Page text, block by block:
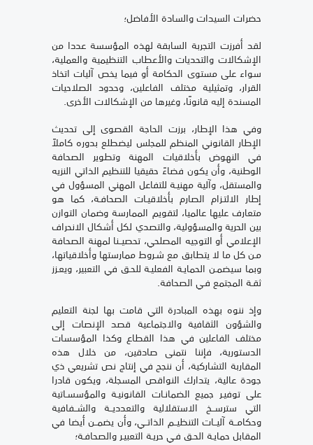
حضرات السيدات والسادة الأفاضل؛
لقد أفرزت التجربة السابقة لهذه المؤسسة عددا من
الإشكالات والتحديات والأعطاب التنظيمية والعملية،
سواء على مستوى الحكامة أو فيما يخص آليات اتخاذ
القرار، وتمثيلية مختلف الفاعلين، وحدود الصلاحيات
المسندة إليه قانونًا، وغيرها من الإشكالات الأخرى.
وفي هذا الإطار، برزت الحاجة القصوى إلى تحديث
الإطار القانوني المنظم للمجلس ليضطلع بدوره كاملاً
في النهوض بأخلاقيات المهنة وتطوير الصحافة
الوطنية، وأن يكون فضاءً حقيقيا للتنظيم الذاتي النزيه
والمستقل، وآلية مهنيـة للتفاعل المهني المسؤول في
إطار الالتـزام الصارم بأخلاقيـات الصحافـة، كما هو
متعارف عليها عالميا، لتقويم الممارسة وضمان التوازن
بين الحرية والمسؤولية، والتصدي لكل أشكال الانحراف
الإعلامي أو التوجيه المصلحي، تحصيــنا لمهنة الصحافة
مـن كل ما لا يتطابق مع شـروط ممارستها وأخلاقياتها،
وبما سيضمـن الحمايـة الفعليـة للحـق في التعبير، ويعـزز
ثقـة المجتمع فـي الصحافة.
وإذ ننوه بهذه المبادرة التي قامت بها لجنة التعليم
والشؤون الثقافية والاجتماعية قصد الإنصات إلى
مختلف الفاعلين في هذا القطاع وكذا المؤسسات
الدستورية، فإننا نتمنى صادقين، من خلال هذه
المقاربة التشاركية، أن ننجح في إنتاج نص تشريعي ذي
جودة عالية، يتدارك النواقص المسجلة، ويكون قادرا
على توفيـر جميع الضمانـات القانونيـة والمؤسسـاتية
التي سترســخ الاستقلالية والتعدديــة والشــفافية
وحكامــة آليــات التنظيــم الذاتــي، وأن يضمــن أيضا في
المقابل حمايـة الحـق فـي حريـة التعبيـر والصحافـة؛